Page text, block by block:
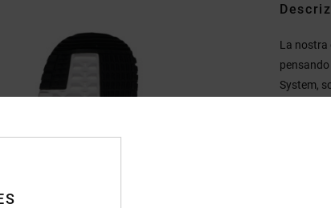
La nostra
System,
ALG su
comfort
senza
offrono